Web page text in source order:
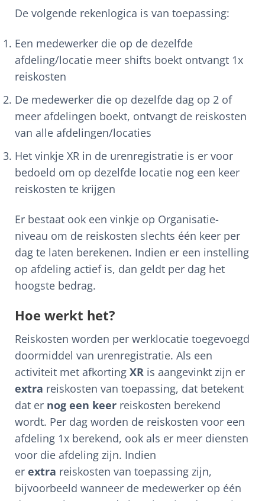
De volgende rekenlogica is van toepassing:
Een medewerker die op de dezelfde
afdeling/locatie meer shifts boekt ontvangt 1x
reiskosten
De medewerker die op dezelfde dag op 2 of
meer afdelingen boekt, ontvangt de reiskosten
van alle afdelingen/locaties
Het vinkje XR in de urenregistratie is er voor
bedoeld om op dezelfde locatie nog een keer
reiskosten te krijgen
Er bestaat ook een vinkje op Organisatie-
niveau om de reiskosten slechts één keer per
dag te laten berekenen. Indien er een instelling
op afdeling actief is, dan geldt per dag het
hoogste bedrag.
Hoe werkt het?
Reiskosten worden per werklocatie toegevoegd
doormiddel van urenregistratie. Als een
activiteit met afkorting XR is aangevinkt zijn er
extra reiskosten van toepassing, dat betekent
dat er nog een keer reiskosten berekend
wordt. Per dag worden de reiskosten voor een
afdeling 1x berekend, ook als er meer diensten
voor die afdeling zijn. Indien
er extra reiskosten van toepassing zijn,
bijvoorbeeld wanneer de medewerker op één